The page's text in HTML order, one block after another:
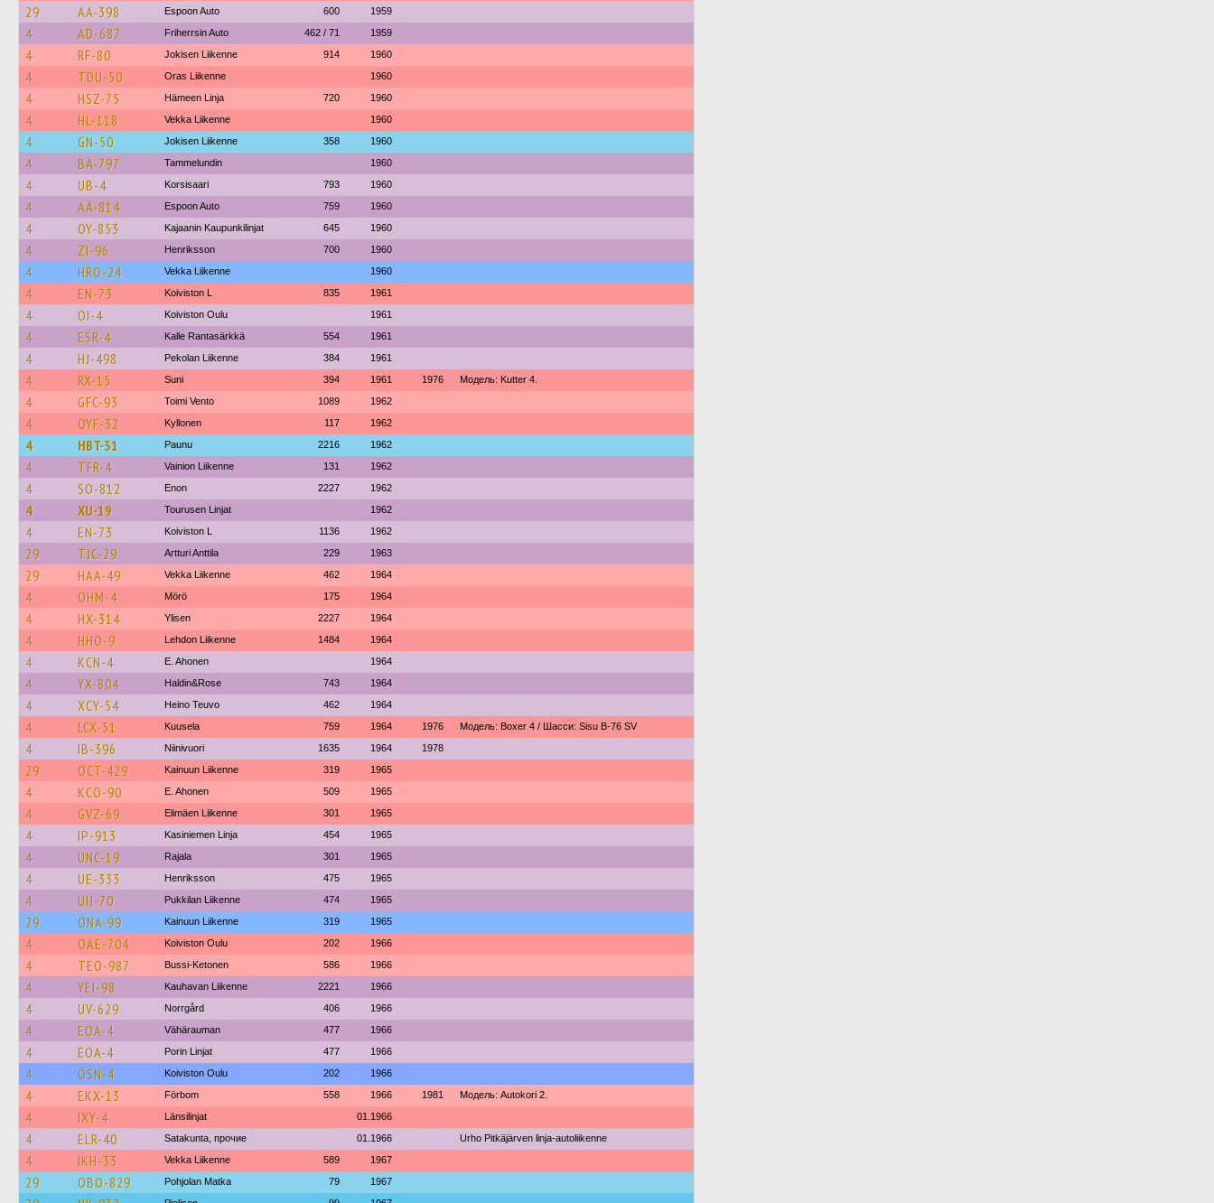
29 AA-398 Espoon Auto 600 1959
4 AD-687 Friherrsin Auto 462 / 71 1959
4 RF-80 Jokisen Liikenne 914 1960
4 TDU-50 Oras Liikenne 1960
4 HSZ-75 Hämeen Linja 720 1960
4 HL-118 Vekka Liikenne 1960
4 GN-50 Jokisen Liikenne 358 1960
4 BÄ-797 Tammelundin 1960
4 UB-4 Korsisaari 793 1960
4 AÄ-814 Espoon Auto 759 1960
4 OY-853 Kajaanin Kaupunkilinjat 645 1960
4 ZI-96 Henriksson 700 1960
4 HRO-24 Vekka Liikenne 1960
4 EN-73 Koiviston L 835 1961
4 OI-4 Koiviston Oulu 1961
4 ESR-4 Kalle Rantasärkkä 554 1961
4 HJ-498 Pekolan Liikenne 384 1961
4 RX-15 Suni 394 1961 1976 Модель: Kutter 4.
4 GFC-93 Toimi Vento 1089 1962
4 OYF-32 Kyllonen 117 1962
4 HBT-31 Paunu 2216 1962
4 TFR-4 Vainion Liikenne 131 1962
4 SO-812 Enon 2227 1962
4 XU-19 Tourusen Linjat 1962
4 EN-73 Koiviston L 1136 1962
29 TJC-29 Artturi Anttila 229 1963
29 HAA-49 Vekka Liikenne 462 1964
4 OHM-4 Mörö 175 1964
4 HX-314 Ylisen 2227 1964
4 HHO-9 Lehdon Liikenne 1484 1964
4 KCN-4 E. Ahonen 1964
4 YX-804 Haldin&Rose 743 1964
4 XCY-54 Heino Teuvo 462 1964
4 LCX-51 Kuusela 759 1964 1976 Модель: Boxer 4 / Шасси: Sisu B-76 SV
4 IB-396 Niinivuori 1635 1964 1978
29 OCT-429 Kainuun Liikenne 319 1965
4 KCO-90 E. Ahonen 509 1965
4 GVZ-69 Elimäen Liikenne 301 1965
4 IP-913 Kasiniemen Linja 454 1965
4 UNC-19 Rajala 301 1965
4 UE-333 Henriksson 475 1965
4 UIJ-70 Pukkilan Liikenne 474 1965
29 ONA-99 Kainuun Liikenne 319 1965
4 OAE-704 Koiviston Oulu 202 1966
4 TEO-987 Bussi-Ketonen 586 1966
4 YEI-98 Kauhavan Liikenne 2221 1966
4 UV-629 Norrgård 406 1966
4 EOA-4 Vähärauman 477 1966
4 EOA-4 Porin Linjat 477 1966
4 OSN-4 Koiviston Oulu 202 1966
4 EKX-13 Förbom 558 1966 1981 Модель: Autokori 2.
4 IXY-4 Länsilinjat 01.1966
4 ELR-40 Satakunta, прочие 01.1966 Urho Pitkäjärven linja-autoliikenne
4 IKH-33 Vekka Liikenne 589 1967
29 OBO-829 Pohjolan Matka 79 1967